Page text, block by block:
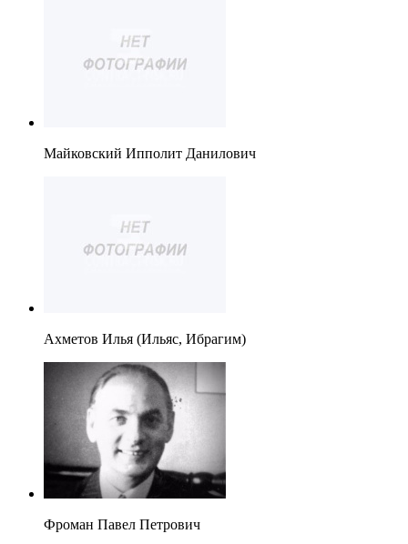
Майковский Ипполит Данилович
Ахметов Илья (Ильяс, Ибрагим)
Фроман Павел Петрович